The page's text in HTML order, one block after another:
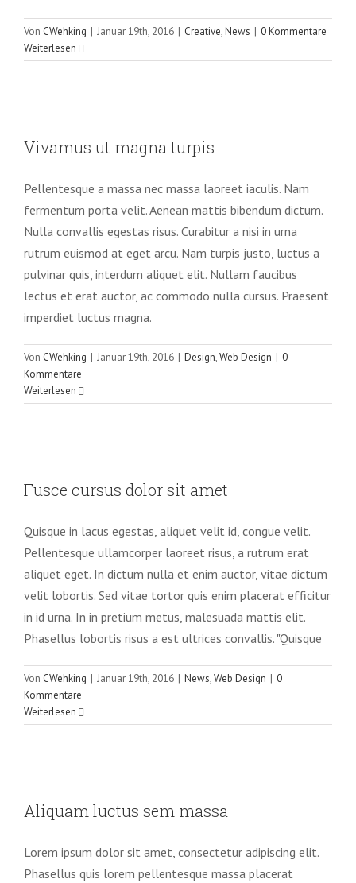
Von CWehking | Januar 19th, 2016 | Creative,News | 0 Kommentare
Weiterlesen
Design Web Design
Vivamus ut magna turpis
Pellentesque a massa nec massa laoreet iaculis. Nam
fermentum porta velit. Aenean mattis bibendum dictum.
Nulla convallis egestas risus. Curabitur a nisi in urna
rutrum euismod at eget arcu. Nam turpis justo, luctus a
pulvinar quis, interdum aliquet elit. Nullam faucibus
lectus et erat auctor, ac commodo nulla cursus. Praesent
imperdiet luctus magna.
Von CWehking | Januar 19th, 2016 | Design,Web Design | 0
Kommentare
Weiterlesen
News Web Design
Fusce cursus dolor sit amet
Quisque in lacus egestas, aliquet velit id, congue velit.
Pellentesque ullamcorper laoreet risus, a rutrum erat
aliquet eget. In dictum nulla et enim auctor, vitae dictum
velit lobortis. Sed vitae tortor quis enim placerat efficitur
in id urna. In in pretium metus, malesuada mattis elit.
Phasellus lobortis risus a est ultrices convallis. "Quisque
Von CWehking | Januar 19th, 2016 | News,Web Design | 0
Kommentare
Weiterlesen
Design Technology
Aliquam luctus sem massa
Lorem ipsum dolor sit amet, consectetur adipiscing elit.
Phasellus quis lorem pellentesque massa placerat